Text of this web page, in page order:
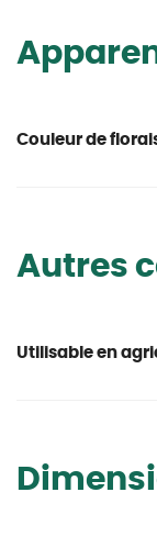
Couleur de
Autres
Utilisable en